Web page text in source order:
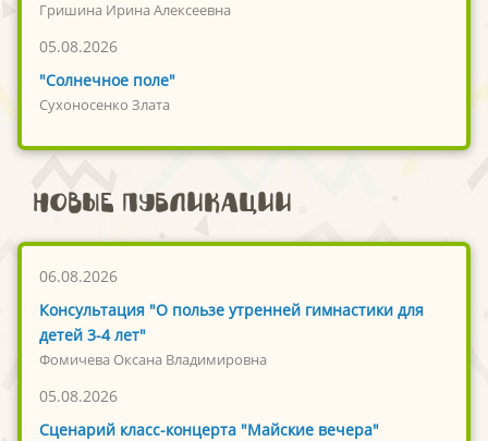
Гришина Ирина Алексеевна
05.08.2026
"Солнечное поле"
Сухоносенко Злата
Новые публикации
06.08.2026
Консультация "О пользе утренней гимнастики для
детей 3-4 лет"
Фомичева Оксана Владимировна
05.08.2026
Сценарий класс-концерта "Майские вечера"